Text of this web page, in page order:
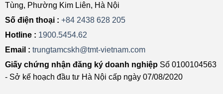
Tùng, Phường Kim Liên, Hà Nội
Số điện thoại : +84 2438 628 205
Hotline : 1900.5454.62
Email : trungtamcskh@tmt-vietnam.com
Giấy chứng nhận đăng ký doanh nghiệp Số 0100104563
- Sở kế hoạch đầu tư Hà Nội cấp ngày 07/08/2020